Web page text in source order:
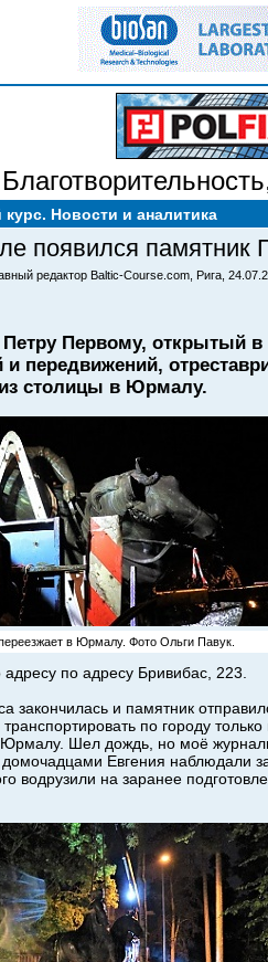
Благотворительность
курс. Новости и аналитика
появился памятник
редактор Baltic-Course.com, Рига,
Первому, открытый в
и передвижений,
столицы в Юрмалу.
в Юрмалу. Фото Ольги Павук.
по адресу Бривибас, 223.
закончилась и памятник
по городу
Шел дождь, но моё
Евгения наблюдали
водрузили на заранее